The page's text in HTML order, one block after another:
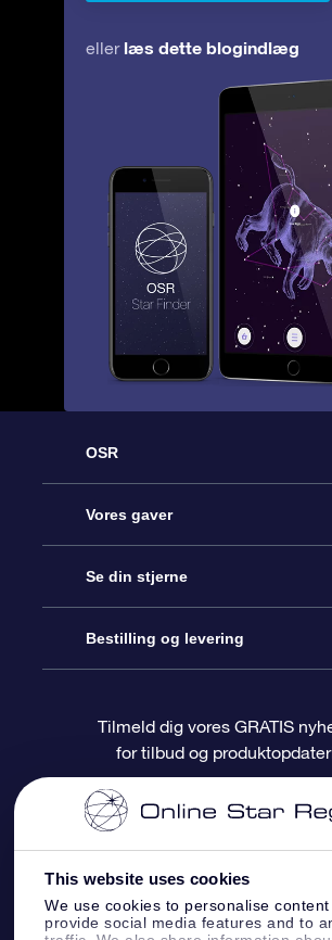
This website uses cookies
We use cookies to personalise
provide social media features and to
eller læs dette blogindlæg
OSR
Kundeservice
Kontakt os
Bloggen
Anmeldelser
Vores gaver
Online Stjernegave
OSR Gavepakke
OSR Gavekortet
Firmagaver
Se din stjerne
Star Register
Personliggjort Stjerneside
One Million Stars
OSR Stjerne-pauseskærm
Bestilling og levering
Betalingsinformation
Forsendelsesoplysninger
Returpolitik
Tilmeld dig vores GRATIS
for tilbud og